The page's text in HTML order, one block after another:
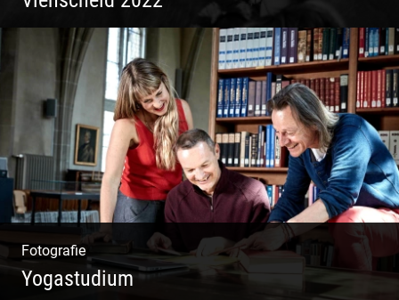
Fotografie
Yogastudium